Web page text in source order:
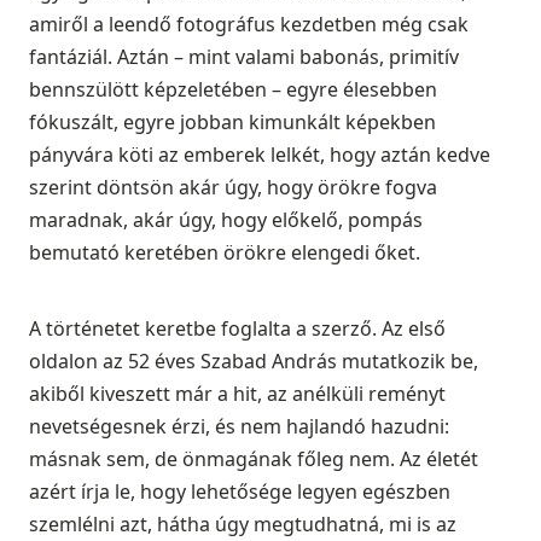
amiről a leendő fotográfus kezdetben még csak
fantáziál. Aztán – mint valami babonás, primitív
bennszülött képzeletében – egyre élesebben
fókuszált, egyre jobban kimunkált képekben
pányvára köti az emberek lelkét, hogy aztán kedve
szerint döntsön akár úgy, hogy örökre fogva
maradnak, akár úgy, hogy előkelő, pompás
bemutató keretében örökre elengedi őket.
A történetet keretbe foglalta a szerző. Az első
oldalon az 52 éves Szabad András mutatkozik be,
akiből kiveszett már a hit, az anélküli reményt
nevetségesnek érzi, és nem hajlandó hazudni:
másnak sem, de önmagának főleg nem. Az életét
azért írja le, hogy lehetősége legyen egészben
szemlélni azt, hátha úgy megtudhatná, mi is az